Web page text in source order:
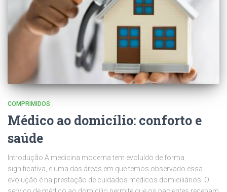
COMPRIMIDOS
Médico ao domicílio: conforto e
saúde
Introdução A medicina moderna tem evoluído de forma
significativa, e uma das áreas em que temos observado essa
evolução é na prestação de cuidados médicos domiciliários. O